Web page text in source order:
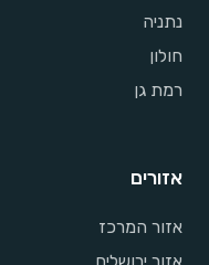
נתניה
חולון
רמת גן
אזורים
אזור המרכז